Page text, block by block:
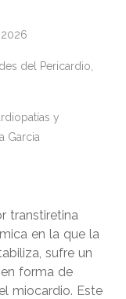
del Pericardio
y
Garcia
transtiretina
en la que la
sufre un
forma de
miocardio. Este